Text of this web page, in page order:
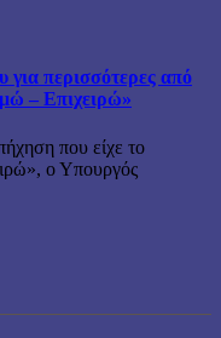
περισσότερες από
– Επιχειρώ»
που είχε το
ο Υπουργός